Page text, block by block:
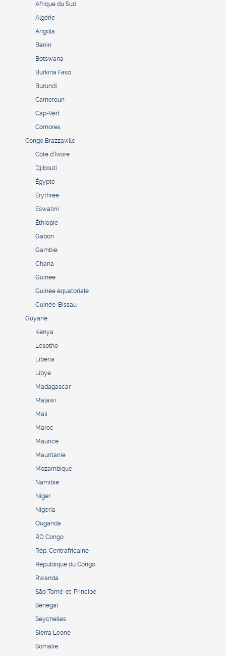
Afrique du Sud
Algérie
Angola
Bénin
Botswana
Burkina Faso
Burundi
Cameroun
Cap-Vert
Comores
Congo Brazzaville
Côte d’Ivoire
Djibouti
Égypte
Érythrée
Eswatini
Éthiopie
Gabon
Gambie
Ghana
Guinée
Guinée équatoriale
Guinée-Bissau
Guyane
Kenya
Lesotho
Liberia
Libye
Madagascar
Malawi
Mali
Maroc
Maurice
Mauritanie
Mozambique
Namibie
Niger
Nigeria
Ouganda
RD Congo
Rép. Centrafricaine
République du Congo
Rwanda
São Tomé-et-Principe
Sénégal
Seychelles
Sierra Leone
Somalie